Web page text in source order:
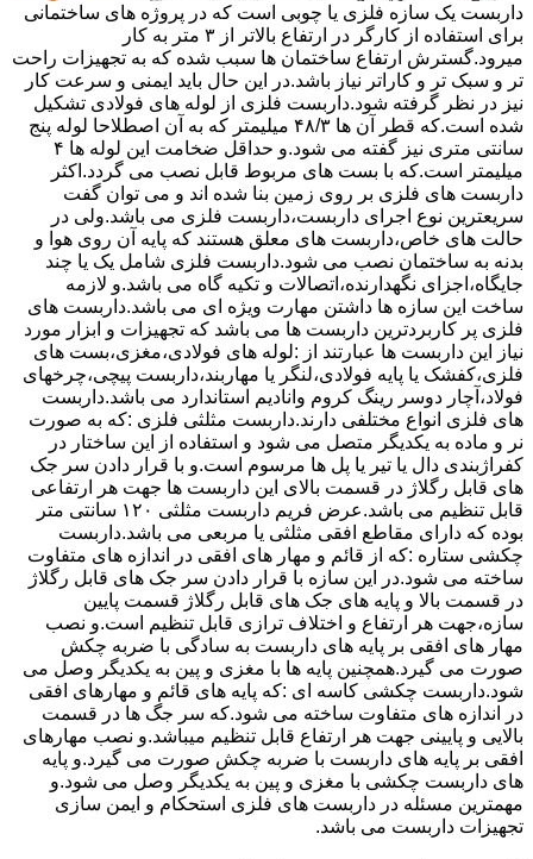
داربست یک سازه فلزی یا چوبی است که در پروژه های ساختمانی
برای استفاده از کارگر در ارتفاع بالاتر از ۳ متر به کار
میرود.گسترش ارتفاع ساختمان ها سبب شده که به تجهیزات راحت
تر و سبک تر و کاراتر نیاز باشد.در این حال باید ایمنی و سرعت کار
نیز در نظر گرفته شود.داربست فلزی از لوله های فولادی تشکیل
شده است.که قطر آن ها ۴۸/۳ میلیمتر که به آن اصطلاحا لوله پنج
سانتی متری نیز گفته می شود.و حداقل ضخامت این لوله ها ۴
میلیمتر است.که با بست های مربوط قابل نصب می گردد.اکثر
داربست های فلزی بر روی زمین بنا شده اند و می توان گفت
سریعترین نوع اجرای داربست،داربست فلزی می باشد.ولی در
حالت های خاص،داربست های معلق هستند که پایه آن روی هوا و
بدنه به ساختمان نصب می شود.داربست فلزی شامل یک یا چند
جایگاه،اجزای نگهدارنده،اتصالات و تکیه گاه می باشد.و لازمه
ساخت این سازه ها داشتن مهارت ویژه ای می باشد.داربست های
فلزی پر کاربردترین داربست ها می باشد که تجهیزات و ابزار مورد
نیاز این داربست ها عبارتند از :لوله های فولادی،مغزی،بست های
فلزی،کفشک یا پایه فولادی،لنگر یا مهاربند،داربست پیچی،چرخهای
فولاد،آچار دوسر رینگ کروم وانادیم استاندارد می باشد.داربست
های فلزی انواع مختلفی دارند.داربست مثلثی فلزی :که به صورت
نر و ماده به یکدیگر متصل می شود و استفاده از این ساختار در
کفراژبندی دال یا تیر یا پل ها مرسوم است.و با قرار دادن سر جک
های قابل رگلاژ در قسمت بالای این داربست ها جهت هر ارتفاعی
قابل تنظیم می باشد.عرض فریم داربست مثلثی ۱۲۰ سانتی متر
بوده که دارای مقاطع افقی مثلثی یا مربعی می باشد.داربست
چکشی ستاره :که از قائم و مهار های افقی در اندازه های متفاوت
ساخته می شود.در این سازه با قرار دادن سر جک های قابل رگلاژ
در قسمت بالا و پایه های جک های قابل رگلاژ قسمت پایین
سازه،جهت هر ارتفاع و اختلاف ترازی قابل تنظیم است.و نصب
مهار های افقی بر پایه های داربست به سادگی با ضربه چکش
صورت می گیرد.همچنین پایه ها با مغزی و پین به یکدیگر وصل می
شود.داربست چکشی کاسه ای :که پایه های قائم و مهارهای افقی
در اندازه های متفاوت ساخته می شود.که سر جگ ها در قسمت
بالایی و پایینی جهت هر ارتفاع قابل تنظیم میباشد.و نصب مهارهای
افقی بر پایه های داربست با ضربه چکش صورت می گیرد.و پایه
های داربست چکشی با مغزی و پین به یکدیگر وصل می شود.و
مهمترین مسئله در داربست های فلزی استحکام و ایمن سازی
تجهیزات داربست می باشد.